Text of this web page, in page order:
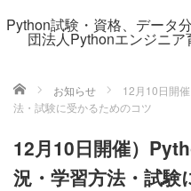
Python試験・資格、データ
団法人Pythonエンジニ
ホーム お知らせ
12月10日開
法・試験に受かるためのコツ
12月10日開催）
況・学習方法・試